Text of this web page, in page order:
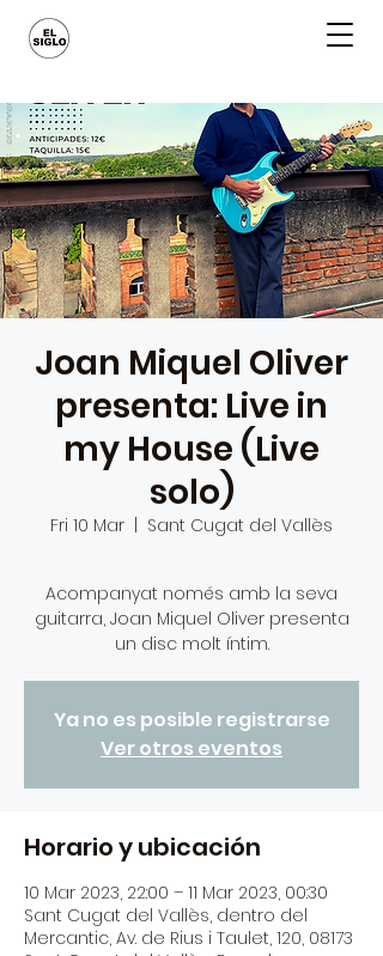
Joan Miquel Oliver
presenta: Live in
my House (Live
solo)
Fri 10 Mar Sant Cugat del Vallès
Acompanyat només amb la seva
guitarra, Joan Miquel Oliver presenta
un disc molt íntim.
Ya no es posible registrarse
Ver otros eventos
Horario y ubicación
10 Mar 2023, 22:00 – 11 Mar 2023, 00:30
Sant Cugat del Vallès, dentro del
Mercantic, Av. de Rius i Taulet, 120, 08173